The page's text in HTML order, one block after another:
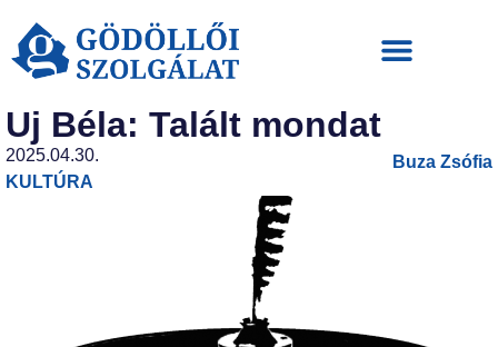
Uj Béla: Talált mondat
2025.04.30.
KULTÚRA
Buza Zsófia